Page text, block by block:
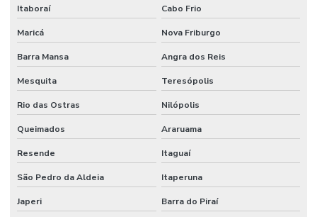
Itaboraí Cabo Frio
Maricá Nova Friburgo
Barra Mansa Angra dos Reis
Mesquita Teresópolis
Rio das Ostras Nilópolis
Queimados Araruama
Resende Itaguaí
São Pedro da Aldeia Itaperuna
Japeri Barra do Piraí